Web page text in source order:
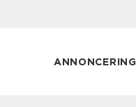
ANNONCERING